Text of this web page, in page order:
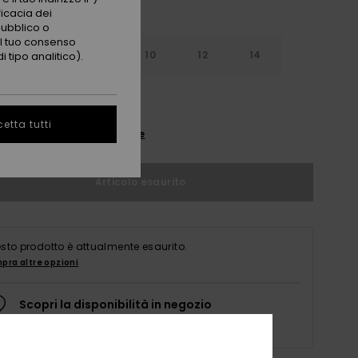
6 10 12 14
la guida alle taglie
Articolo esaurito
prodotto è attualmente esaurito.
altre opzioni
Scopri la disponibilità in negozio
dei
o
tuo consenso
tipo analitico).
tutti